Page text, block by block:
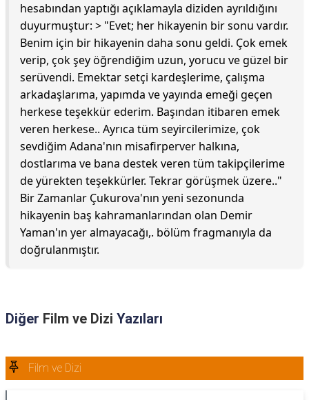
hesabından yaptığı açıklamayla diziden ayrıldığını
duyurmuştur: > "Evet; her hikayenin bir sonu vardır.
Benim için bir hikayenin daha sonu geldi. Çok emek
verip, çok şey öğrendiğim uzun, yorucu ve güzel bir
serüvendi. Emektar setçi kardeşlerime, çalışma
arkadaşlarıma, yapımda ve yayında emeği geçen
herkese teşekkür ederim. Başından itibaren emek
veren herkese.. Ayrıca tüm seyircilerimize, çok
sevdiğim Adana'nın misafirperver halkına,
dostlarıma ve bana destek veren tüm takipçilerime
de yürekten teşekkürler. Tekrar görüşmek üzere.."
Bir Zamanlar Çukurova'nın yeni sezonunda
hikayenin baş kahramanlarından olan Demir
Yaman'ın yer almayacağı,. bölüm fragmanıyla da
doğrulanmıştır.
Diğer Film ve Dizi Yazıları
Film ve Dizi